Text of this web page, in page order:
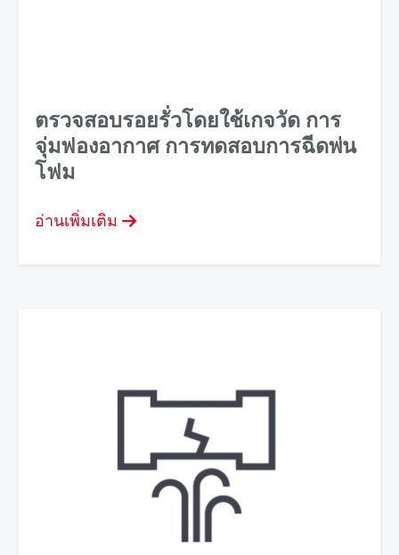
ตรวจสอบรอยรั่วโดยใช้เกจวัด การ
จุ่มฟองอากาศ การทดสอบการฉีดพ่น
โฟม
อ่านเพิ่มเติม